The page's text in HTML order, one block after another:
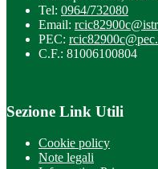
Tel: 0964/732080
Email:
PEC:
C.F.: 81006100804
Sezione Link Utili
Cookie policy
Note legali